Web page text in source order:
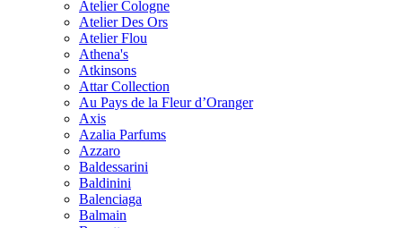
Atelier Cologne
Atelier Des Ors
Atelier Flou
Athena's
Atkinsons
Attar Collection
Au Pays de la Fleur d’Oranger
Axis
Azalia Parfums
Azzaro
Baldessarini
Baldinini
Balenciaga
Balmain